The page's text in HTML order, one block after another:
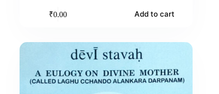
₹0.00 Add to cart